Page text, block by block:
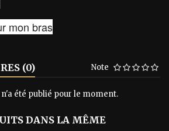
mon bras
(0) Note
n'a été publié pour le moment.
DANS LA MÊME